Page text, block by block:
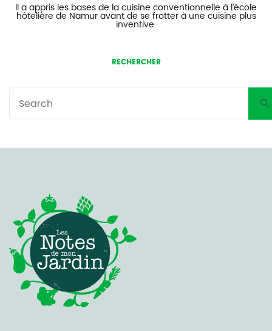
Il a appris les bases de la cuisine conventionnelle à l’école
hôtelière de Namur avant de se frotter à une cuisine plus
inventive.
RECHERCHER